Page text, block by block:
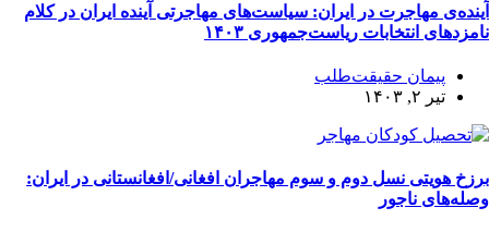
آینده‌ی مهاجرت در ایران: سیاست‌های مهاجرتی آینده‌‌ ایران در کلام
نامزدهای انتخابات ریاست‌جمهوری ۱۴۰۳
پیمان حقیقت‌طلب
تیر ۲, ۱۴۰۳
برزخ هویتی نسل دوم و سوم مهاجران افغانی/افغانستانی در ایران:
وصله‌های ناجور